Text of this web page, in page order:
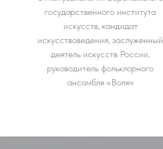
государственного института
искусств, кандидат
искусствоведения, заслуженный
деятель искусств России,
руководитель фольклорного
ансамбля «Воля»